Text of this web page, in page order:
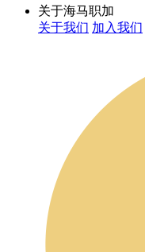
关于海马职加
关于我们 加入我们